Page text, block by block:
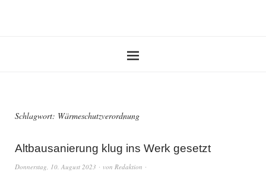
Schlagwort: Wärmeschutzverordnung
Altbausanierung klug ins Werk gesetzt
Donnerstag, 10. August 2023 von Redaktion